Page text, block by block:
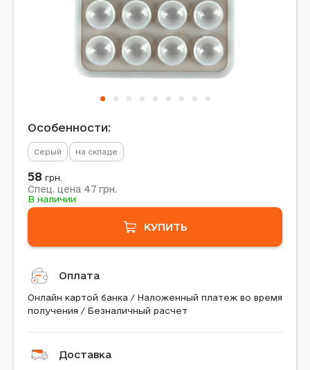
Особенности:
Серый На складе
58 грн.
Спец. цена 47 грн.
В наличии
КУПИТЬ
Оплата
Онлайн картой банка / Наложенный платеж во время
получения / Безналичный расчет
Доставка